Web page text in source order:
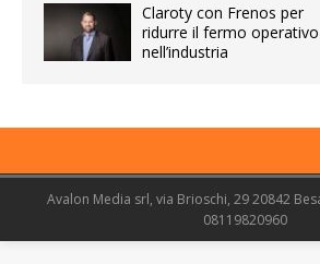
Claroty con Frenos per
ridurre il fermo operativo
nell’industria
Avalon Media srl, via Brioschi, 29 20842
08119820960